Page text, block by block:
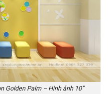
Golden Palm – Hình ảnh 10”